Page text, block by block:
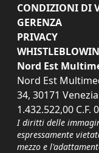
CONDIZIONI DI
GERENZA
PRIVACY
Nord Est
Nord Est
34, 30171
1.432.522,00 C.F.
I diritti delle
espressamente
mezzo e